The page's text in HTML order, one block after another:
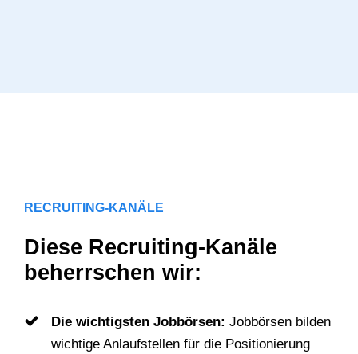
RECRUITING-KANÄLE
Diese Recruiting-Kanäle
beherrschen wir:
Die wichtigsten Jobbörsen: Jobbörsen bilden
wichtige Anlaufstellen für die Positionierung